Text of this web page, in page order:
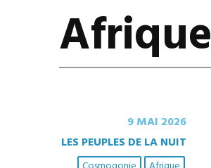
Afrique
9 MAI 2026
LES PEUPLES DE LA NUIT